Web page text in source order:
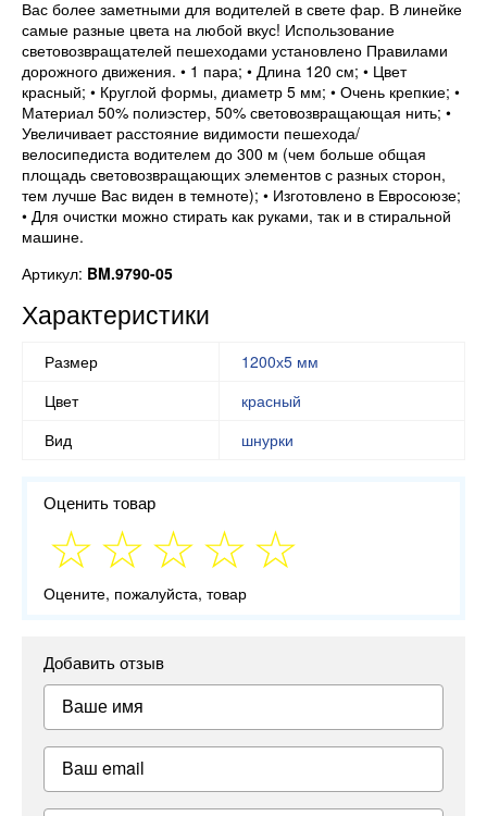
Вас более заметными для водителей в свете фар. В линейке
самые разные цвета на любой вкус! Использование
световозвращателей пешеходами установлено Правилами
дорожного движения. • 1 пара; • Длина 120 см; • Цвет
красный; • Круглой формы, диаметр 5 мм; • Очень крепкие; •
Материал 50% полиэстер, 50% световозвращающая нить; •
Увеличивает расстояние видимости пешехода/
велосипедиста водителем до 300 м (чем больше общая
площадь световозвращающих элементов с разных сторон,
тем лучше Вас виден в темноте); • Изготовлено в Евросоюзе;
• Для очистки можно стирать как руками, так и в стиральной
машине.
Артикул: BM.9790-05
Характеристики
Размер
1200х5 мм
Цвет
красный
Вид
шнурки
Оценить товар
Оцените, пожалуйста, товар
Добавить отзыв
Ваше имя
Ваш email